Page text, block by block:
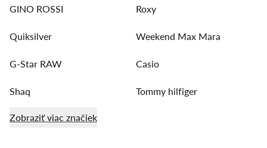
GINO ROSSI Roxy
Quiksilver Weekend Max Mara
G-Star RAW Casio
Shaq Tommy hilfiger
Zobraziť viac značiek